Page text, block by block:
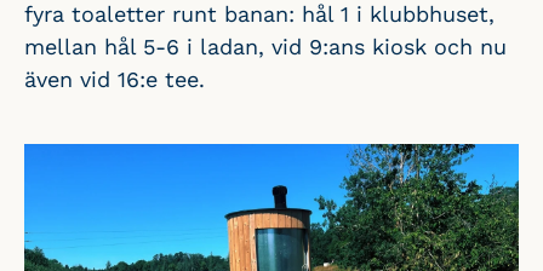
fyra toaletter runt banan: hål 1 i klubbhuset,
mellan hål 5-6 i ladan, vid 9:ans kiosk och nu
även vid 16:e tee.